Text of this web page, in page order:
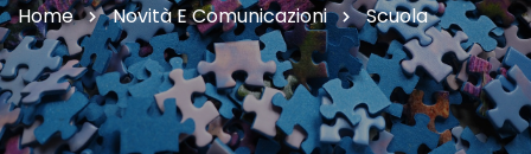
Home Novità E Comunicazioni Scuola